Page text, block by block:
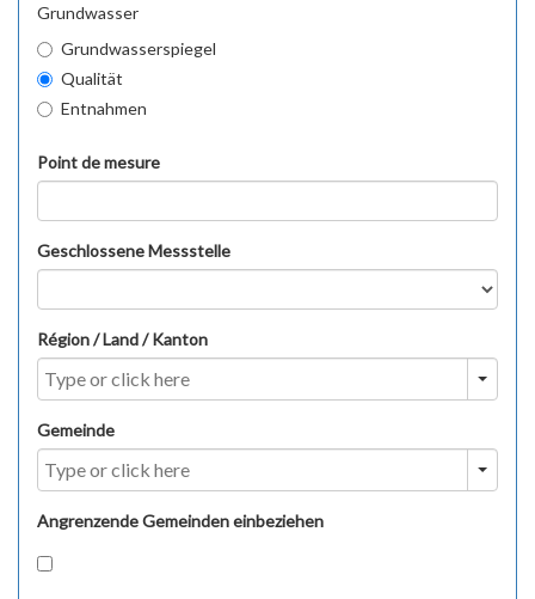
Grundwasser
Grundwasserspiegel
Qualität
Entnahmen
Point de mesure
Geschlossene Messstelle
Région / Land / Kanton
Gemeinde
Angrenzende Gemeinden einbeziehen